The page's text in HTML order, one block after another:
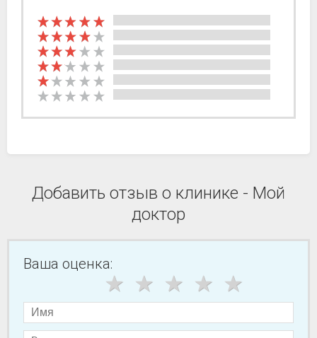
Добавить отзыв о клинике - Мой
доктор
Ваша оценка: